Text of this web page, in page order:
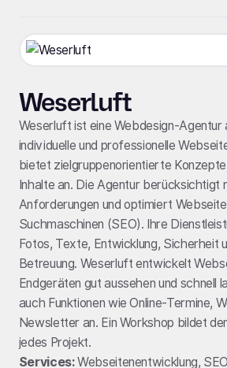
Weserluft
Weserluft ist eine Webdesign-Agentur
individuelle und professionelle
bietet zielgruppenorientierte
Inhalte an. Die Agentur berücksichtigt
Anforderungen und optimiert
Suchmaschinen (SEO). Ihre
Fotos, Texte, Entwicklung, Sicherheit
Betreuung. Weserluft entwickelt
Endgeräten gut aussehen und schnell
auch Funktionen wie Online-Termine,
Newsletter an. Ein Workshop bildet
jedes Projekt.
Services:Webseitenentwicklung,